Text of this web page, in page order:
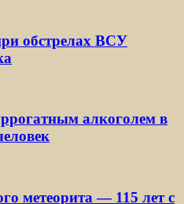
обстрелах ВСУ
алкоголем в
метеорита — 115 лет с